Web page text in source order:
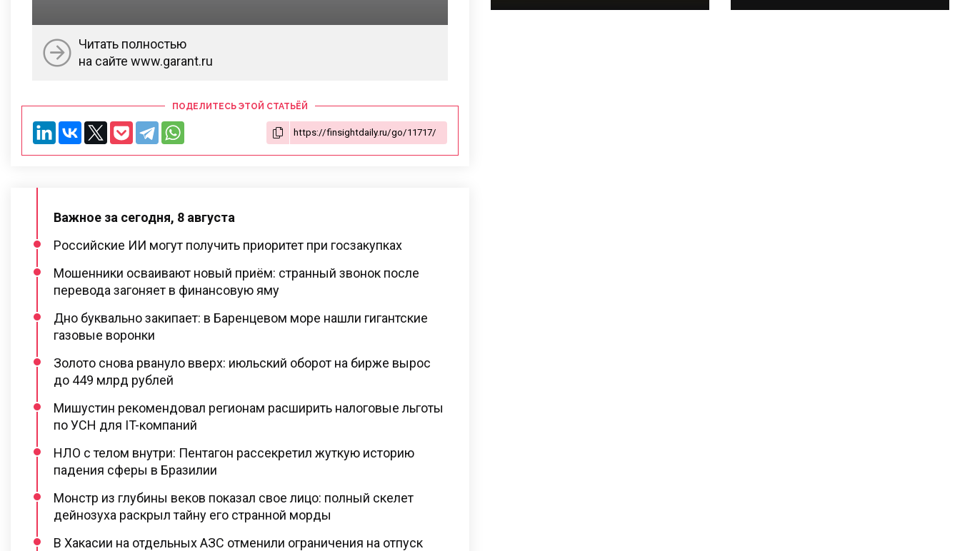
Читать полностью
на сайте www.garant.ru
ПОДЕЛИТЕСЬ ЭТОЙ СТАТЬЁЙ
Важное за сегодня, 8 августа
Российские ИИ могут получить приоритет при госзакупках
Мошенники осваивают новый приём: странный звонок после
перевода загоняет в финансовую яму
Дно буквально закипает: в Баренцевом море нашли гигантские
газовые воронки
Золото снова рвануло вверх: июльский оборот на бирже вырос
до 449 млрд рублей
Мишустин рекомендовал регионам расширить налоговые льготы
по УСН для IT-компаний
НЛО с телом внутри: Пентагон рассекретил жуткую историю
падения сферы в Бразилии
Монстр из глубины веков показал свое лицо: полный скелет
дейнозуха раскрыл тайну его странной морды
В Хакасии на отдельных АЗС отменили ограничения на отпуск